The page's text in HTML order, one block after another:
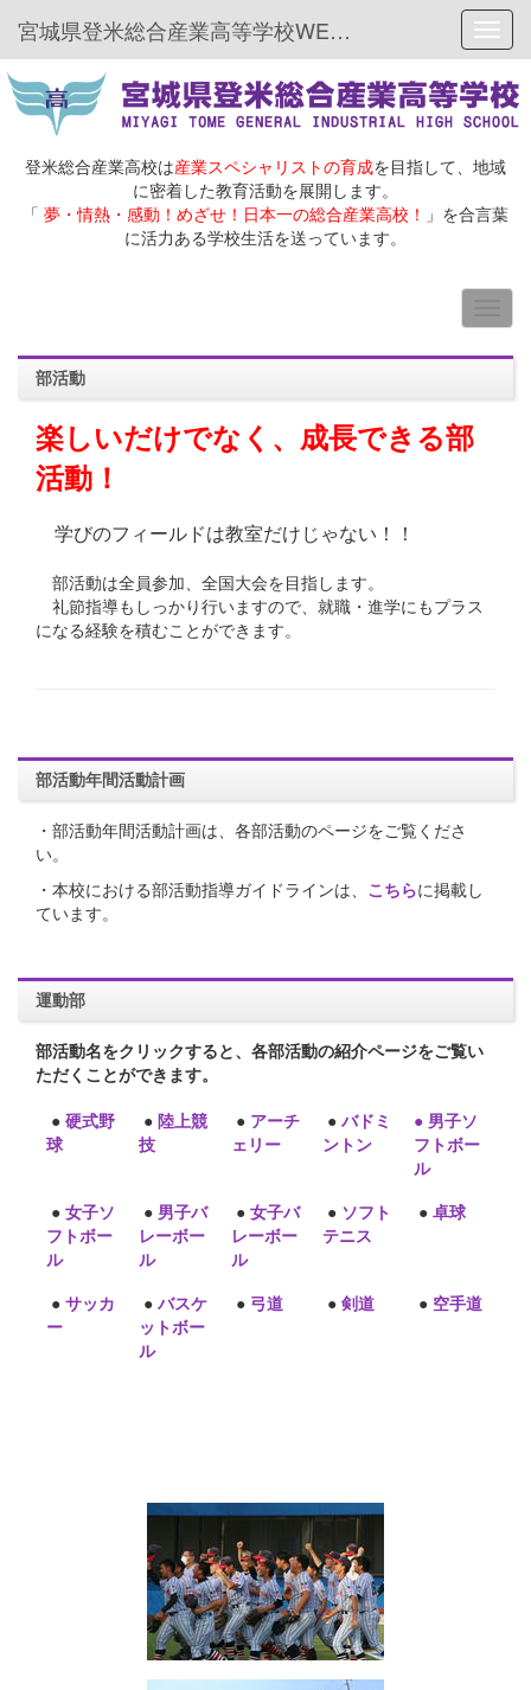
宮城県登米総合産業高等学校WEBサイト
登米総合産業高校は産業スペシャリストの育成を目指して、地域
に密着した教育活動を展開します。
「 夢・情熱・感動！めざせ！日本一の総合産業高校！ 」を合言葉
に活力ある学校生活を送っています。
部活動
楽しいだけでなく、成長できる部
活動！
学びのフィールドは教室だけじゃない！！
部活動は全員参加、全国大会を目指します。
礼節指導もしっかり行いますので、就職・進学にもプラス
になる経験を積むことができます。
部活動年間活動計画
・部活動年間活動計画は、各部活動のページをご覧くださ
い。
・本校における部活動指導ガイドラインは、 こちらに掲載し
ています。
運動部
部活動名をクリックすると、各部活動の紹介ページをご覧い
ただくことができます。
● 硬式野
球
● 陸上競
技
● アーチ
ェリー
● バドミ
ントン
● 男子ソ
フトボー
ル
● 女子ソ
フトボー
ル
● 男子バ
レーボー
ル
● 女子バ
レーボー
ル
● ソフト
テニス
● 卓球
● サッカ
ー
● バスケ
ットボー
ル
● 弓道 ● 剣道 ● 空手道